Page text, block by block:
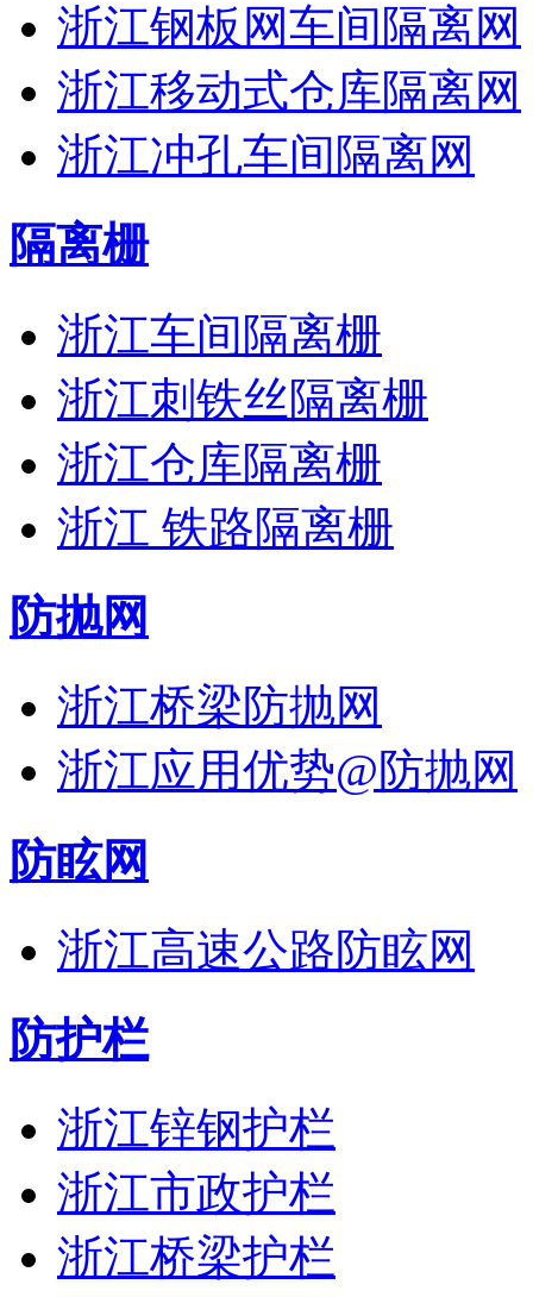
浙江钢板网车间隔离网
浙江移动式仓库隔离网
浙江冲孔车间隔离网
隔离栅
浙江车间隔离栅
浙江刺铁丝隔离栅
浙江仓库隔离栅
浙江 铁路隔离栅
防抛网
浙江桥梁防抛网
浙江应用优势@防抛网
防眩网
浙江高速公路防眩网
防护栏
浙江锌钢护栏
浙江市政护栏
浙江桥梁护栏